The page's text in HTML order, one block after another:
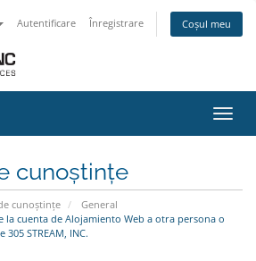
Autentificare Înregistrare Coșul meu
cunoștințe
cunoștințe
General
cuenta de Alojamiento Web a otra persona o
STREAM, INC.